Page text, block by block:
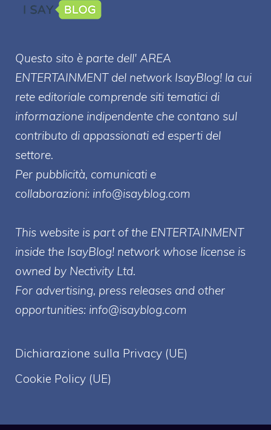
Questo sito è parte dell' AREA
ENTERTAINMENT del network IsayBlog! la cui
rete editoriale comprende siti tematici di
informazione indipendente che contano sul
contributo di appassionati ed esperti del
settore.
Per pubblicità, comunicati e
collaborazioni: info@isayblog.com
This website is part of the ENTERTAINMENT
inside the IsayBlog! network whose license is
owned by Nectivity Ltd.
For advertising, press releases and other
opportunities: info@isayblog.com
Dichiarazione sulla Privacy (UE)
Cookie Policy (UE)